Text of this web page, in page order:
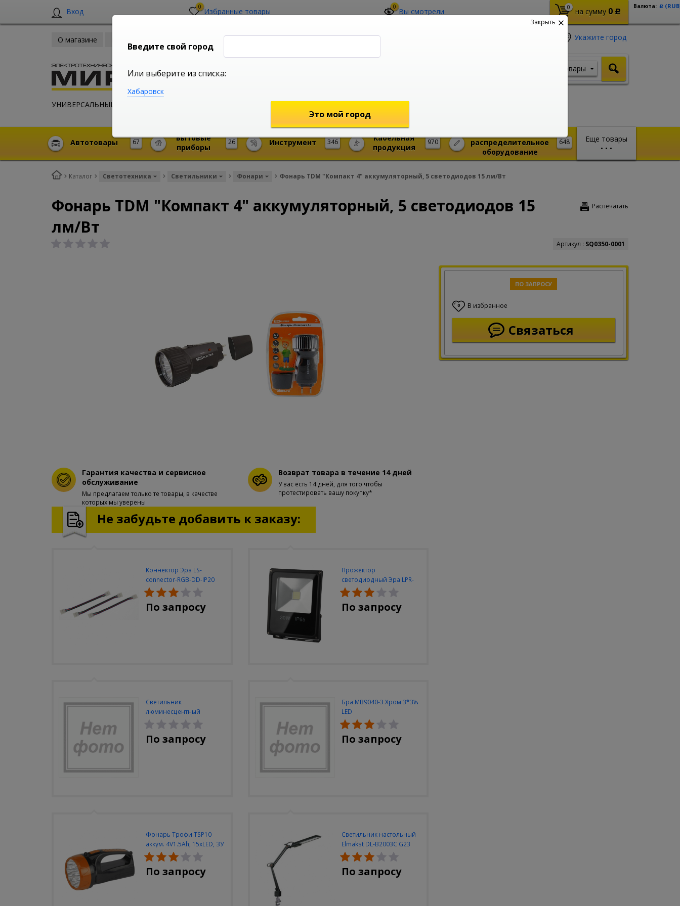
Вход 0 Избранные товары 0 Вы смотрели 0 на сумму 0 Р
Валюта: Р
О магазине
УНИВЕРСАЛЬНЫЙ ИНТЕРНЕТ МАГАЗИН
Укажите город
shop@mireks.ru
Товары
Еще товары
• • •
67
Автотовары 26
Бытовые
приборы
346
Инструмент 970
Кабельная
продукция
648
распределительное
оборудование
Каталог Светотехника Светильники Фонари Фонарь TDM "Компакт 4" аккумуляторный, 5 светодиодов 15 лм/Вт
Распечатать
Фонарь TDM "Компакт 4" аккумуляторный, 5 светодиодов 15
лм/Вт
Артикул : SQ0350-0001
ПО ЗАПРОСУ
0 В избранное
Связаться
Гарантия качества и сервисное
обслуживание
Мы предлагаем только те товары, в качестве
которых мы уверены
Возврат товара в течение 14 дней
У вас есть 14 дней, для того чтобы
протестировать вашу покупку*
Не забудьте добавить к заказу:
Коннектор Эра LS-
connector-RGB-DD-IP20
(3шт/уп)
По запросу
Прожектор
светодиодный Эра LPR-
30W-6500K-M
По запросу
Светильник
люминесцентный
Navigator NEL-A2-E130-T4-
840/WH
По запросу
Бра MB9040-3 Хром 3*3W
LED
По запросу
Фонарь Трофи TSP10
аккум. 4V1.5Ah, 15xLED, ЗУ
вилка 220V
По запросу
Светильник настольный
Elmakst DL-B2003C G23
черный струбцина
По запросу
Закрыть
Введите свой город
Или выберите из списка:
Хабаровск
Это мой город